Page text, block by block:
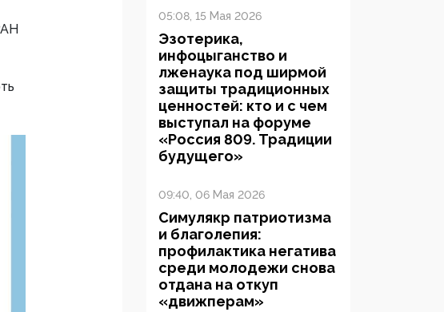
05:08, 15 Мая 2026
Эзотерика,
инфоцыганство и
лженаука под ширмой
защиты традиционных
ценностей: кто и с чем
выступал на форуме
«Россия 809. Традиции
будущего»
09:40, 06 Мая 2026
Симулякр патриотизма
и благолепия:
профилактика негатива
среди молодежи снова
отдана на откуп
«движперам»